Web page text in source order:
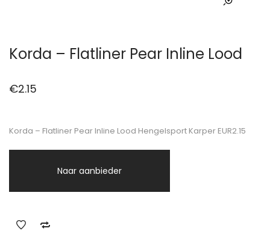
Korda – Flatliner Pear Inline Lood
€2.15
Korda – Flatliner Pear Inline Lood Hengelsport Karper EUR2.15
Naar aanbieder